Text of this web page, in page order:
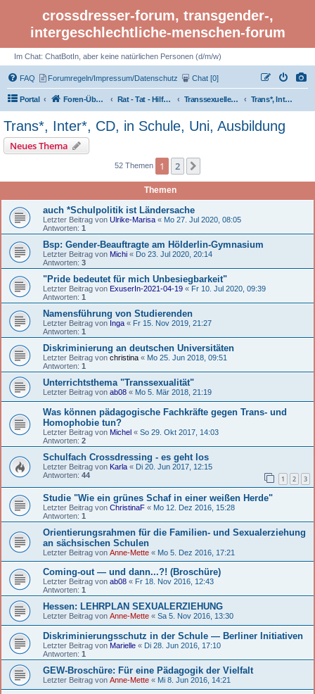
crossdresser-forum, transgender-,
intergeschlechtliche-menschen-forum
Im Chat: ChatBotIn, aber keine natürlichen Personen (d/m/w)
FAQ Forumregeln/Impressum/Datenschutz Chat [0]
Portal Foren-Übersicht Rat - Tat - Hilfe - LGBTI Rights - Infos Transsexuelle Menschen: Transsexualität - Transidentität, trans Trans*, Inter*, CD, in Schule, Uni, Ausbildung
Trans*, Inter*, CD, in Schule, Uni, Ausbildung
Neues Thema
52 Themen 1 2
Themen
auch *Schulpolitik ist Ländersache
Letzter Beitrag von Ulrike-Marisa « Mo 27. Jul 2020, 08:05
Antworten: 1
Bsp: Gender-Beauftragte am Hölderlin-Gymnasium
Letzter Beitrag von Michi « Do 23. Jul 2020, 20:14
Antworten: 3
"Pride bedeutet für mich Unbesiegbarkeit"
Letzter Beitrag von ExuserIn-2021-04-19 « Fr 10. Jul 2020, 09:39
Antworten: 1
Namensführung von Studierenden
Letzter Beitrag von Inga « Fr 15. Nov 2019, 21:27
Antworten: 1
Diskriminierung an deutschen Universitäten
Letzter Beitrag von christina « Mo 25. Jun 2018, 09:51
Antworten: 1
Unterrichtsthema "Transsexualität"
Letzter Beitrag von ab08 « Mo 5. Mär 2018, 21:19
Was können pädagogische Fachkräfte gegen Trans- und
Homophobie tun?
Letzter Beitrag von Michel « So 29. Okt 2017, 14:03
Antworten: 2
Schulfach Crossdressing - es geht los
Letzter Beitrag von Karla « Di 20. Jun 2017, 12:15
Antworten: 44 1 2 3
Studie "Wie ein grünes Schaf in einer weißen Herde"
Letzter Beitrag von ChristinaF « Mo 12. Dez 2016, 15:28
Antworten: 1
Orientierungsrahmen für die Familien- und Sexualerziehung
an sächsischen Schulen
Letzter Beitrag von Anne-Mette « Mo 5. Dez 2016, 17:21
Coming-out — und dann...?! (Broschüre)
Letzter Beitrag von ab08 « Fr 18. Nov 2016, 12:43
Antworten: 1
Hessen: LEHRPLAN SEXUALERZIEHUNG
Letzter Beitrag von Anne-Mette « Sa 5. Nov 2016, 13:30
Diskriminierungsschutz in der Schule — Berliner Initiativen
Letzter Beitrag von Marielle « Di 28. Jun 2016, 17:10
Antworten: 1
GEW-Broschüre: Für eine Pädagogik der Vielfalt
Letzter Beitrag von Anne-Mette « Mi 8. Jun 2016, 14:21